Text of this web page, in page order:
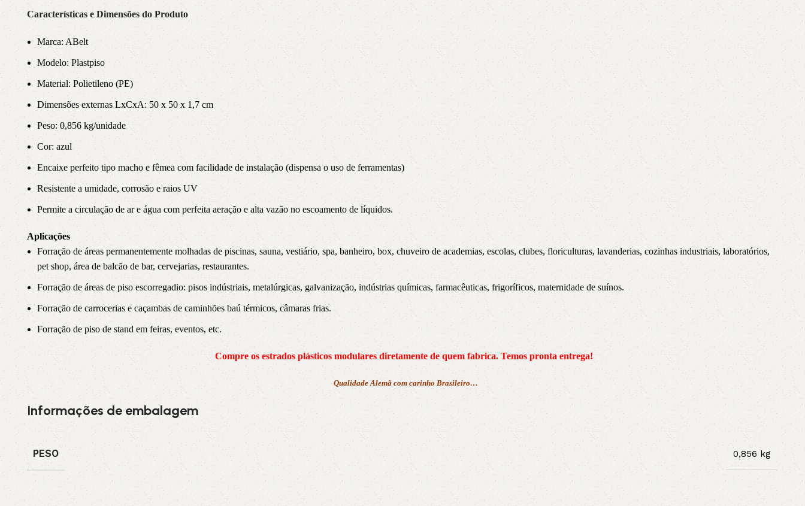
Características e Dimensões do Produto
Marca: ABelt
Modelo: Plastpiso
Material: Polietileno (PE)
Dimensões externas LxCxA: 50 x 50 x 1,7 cm
Peso: 0,856 kg/unidade
Cor: azul
Encaixe perfeito tipo macho e fêmea com facilidade de instalação (dispensa o uso de ferramentas)
Resistente a umidade, corrosão e raios UV
Permite a circulação de ar e água com perfeita aeração e alta vazão no escoamento de líquidos.
Aplicações
Forração de áreas permanentemente molhadas de piscinas, sauna, vestiário, spa, banheiro, box, chuveiro de academias, escolas, clubes, floriculturas, lavanderias, cozinhas industriais, laboratórios,
pet shop, área de balcão de bar, cervejarias, restaurantes.
Forração de áreas de piso escorregadio: pisos indústriais, metalúrgicas, galvanização, indústrias químicas, farmacêuticas, frigoríficos, maternidade de suínos.
Forração de carrocerias e caçambas de caminhões baú térmicos, câmaras frias.
Forração de piso de stand em feiras, eventos, etc.
Compre os estrados plásticos modulares diretamente de quem fabrica.Temos pronta entrega!
Qualidade Alemã com carinho Brasileiro…
Informações de embalagem
PESO 0,856 kg